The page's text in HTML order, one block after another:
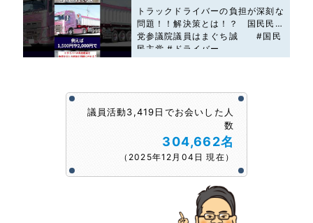
トラックドライバーの負担が深刻な
問題！！解決策とは！？ 国民民主
党参議院議員はまぐち誠 #国民
民主党 #ドライバー
議員活動3,419日でお会いした人
数
304,662名
（2025年12月04日 現在）